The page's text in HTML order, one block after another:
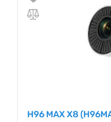
H96 MAX X8